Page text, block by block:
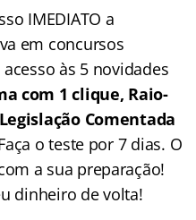
IMEDIATO a
em concursos
às 5 novidades
com 1 clique, Raio-
Comentada
o teste por 7 dias. O
a sua preparação!
dinheiro de volta!